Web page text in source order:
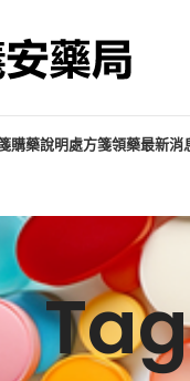
購藥說明處方箋領藥最新消